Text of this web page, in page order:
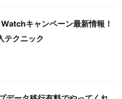
キャンペーン最新情報！
テクニック